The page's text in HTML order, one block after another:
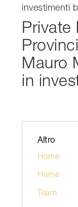
investimenti
Private
Mauro
in
Altro
Home
Home
Team